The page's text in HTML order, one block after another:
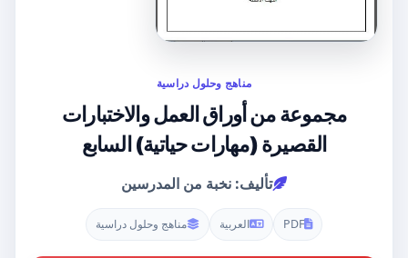
مناهج وحلول دراسية
مجموعة من أوراق العمل والاختبارات
القصيرة (مهارات حياتية) السابع
تأليف: نخبة من المدرسين
PDF العربية مناهج وحلول دراسية